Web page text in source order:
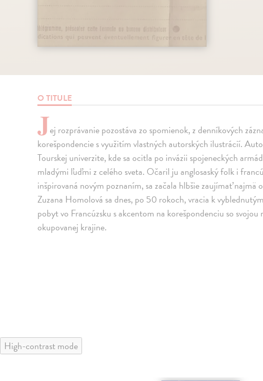
O TITULE
Jej rozprávanie pozostáva zo spomienok, z denníkových
korešpondencie s využitím vlastných autorských ilustrácií.
Tourskej univerzite, kde sa ocitla po invázii spojeneckých
mladými ľuďmi z celého sveta. Očaril ju anglosaský folk i
inšpirovaná novým poznaním, sa začala hlbšie zaujímať najmä
Zuzana Homolová sa dnes, po 50 rokoch, vracia k
pobyt vo Francúzsku s akcentom na korešpondenciu so
okupovanej krajine.
High-contrast mode